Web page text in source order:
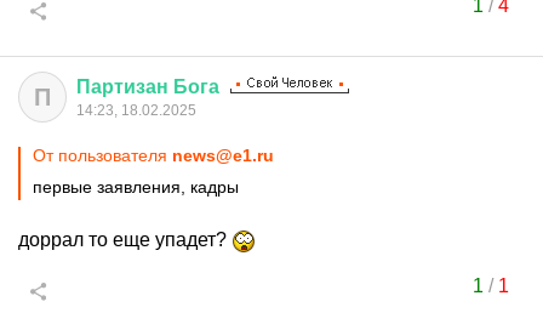
1 / 4
П Партизан Бога
14:23, 18.02.2025
От пользователя news@e1.ru
первые заявления, кадры
доррал то еще упадет?
1 / 1